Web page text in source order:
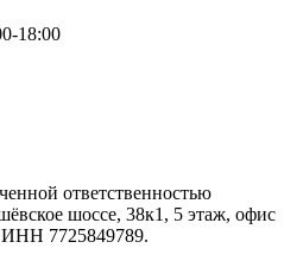
18:00
ответственностью
шоссе, 38к1, 5 этаж, офис
7725849789.